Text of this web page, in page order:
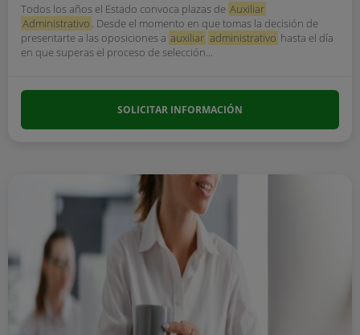
Todos los años el Estado convoca plazas de Auxiliar
Administrativo . Desde el momento en que tomas la decisión de
presentarte a las oposiciones a auxiliar administrativo hasta el día
en que superas el proceso de selección...
SOLICITAR INFORMACIÓN